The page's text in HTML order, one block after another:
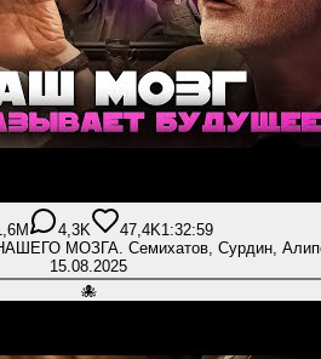
4,3K 47,4K1:32:59
МОЗГА. Семихатов, Сурдин,
15.08.2025
🐙